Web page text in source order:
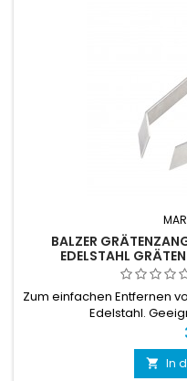
BALZER
EDELSTAHL
Zum einfachen Entfernen
Edelstahl.
 In